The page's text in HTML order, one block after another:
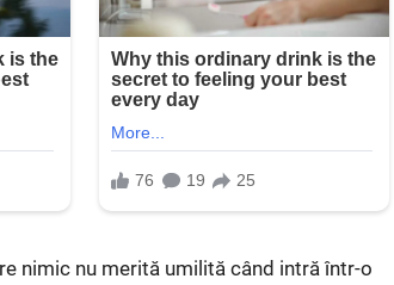
nimic nu merită umilită când intră într-o